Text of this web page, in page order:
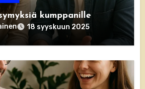
kumppanille
18 syyskuun 2025